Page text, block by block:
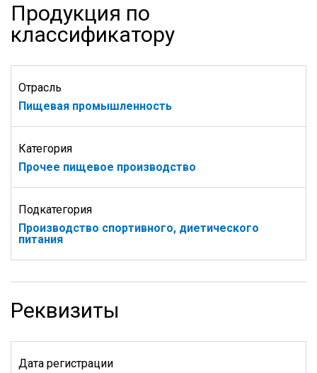
Продукция по
классификатору
Отрасль
Пищевая промышленность
Категория
Прочее пищевое производство
Подкатегория
Производство спортивного, диетического
питания
Реквизиты
Дата регистрации